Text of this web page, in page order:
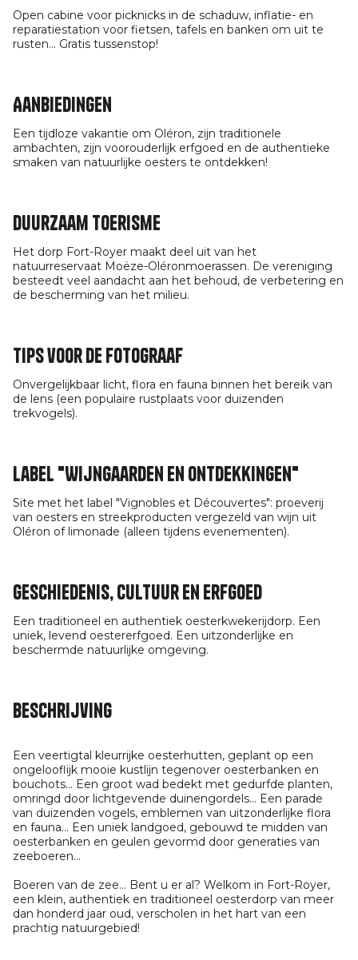
Open cabine voor picknicks in de schaduw, inflatie- en
reparatiestation voor fietsen, tafels en banken om uit te
rusten... Gratis tussenstop!
Aanbiedingen
Een tijdloze vakantie om Oléron, zijn traditionele
ambachten, zijn voorouderlijk erfgoed en de authentieke
smaken van natuurlijke oesters te ontdekken!
Duurzaam toerisme
Het dorp Fort-Royer maakt deel uit van het
natuurreservaat Moëze-Oléronmoerassen. De vereniging
besteedt veel aandacht aan het behoud, de verbetering en
de bescherming van het milieu.
Tips voor de fotograaf
Onvergelijkbaar licht, flora en fauna binnen het bereik van
de lens (een populaire rustplaats voor duizenden
trekvogels).
Label "Wijngaarden en ontdekkingen"
Site met het label "Vignobles et Découvertes": proeverij
van oesters en streekproducten vergezeld van wijn uit
Oléron of limonade (alleen tijdens evenementen).
Geschiedenis, cultuur en erfgoed
Een traditioneel en authentiek oesterkwekerijdorp. Een
uniek, levend oestererfgoed. Een uitzonderlijke en
beschermde natuurlijke omgeving.
Beschrijving
Een veertigtal kleurrijke oesterhutten, geplant op een
ongelooflijk mooie kustlijn tegenover oesterbanken en
bouchots... Een groot wad bedekt met gedurfde planten,
omringd door lichtgevende duinengordels... Een parade
van duizenden vogels, emblemen van uitzonderlijke flora
en fauna... Een uniek landgoed, gebouwd te midden van
oesterbanken en geulen gevormd door generaties van
zeeboeren...
Boeren van de zee... Bent u er al? Welkom in Fort-Royer,
een klein, authentiek en traditioneel oesterdorp van meer
dan honderd jaar oud, verscholen in het hart van een
prachtig natuurgebied!